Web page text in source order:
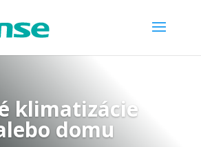
klimatizácie
domu